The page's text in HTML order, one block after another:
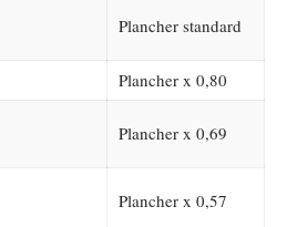
Plancher standard
Plancher x 0,80
Plancher x 0,69
Plancher x 0,57